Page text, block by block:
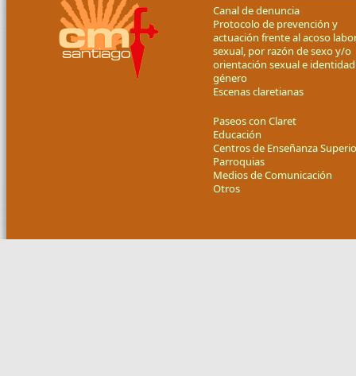
Canal de denuncia
Protocolo de prevención y
actuación frente al acoso
sexual, por razón de sexo y/o
orientación sexual e
género
Escenas claretianas
Paseos con Claret
Educación
Centros de Enseñanza
Parroquias
Medios de Comunicación
Otros